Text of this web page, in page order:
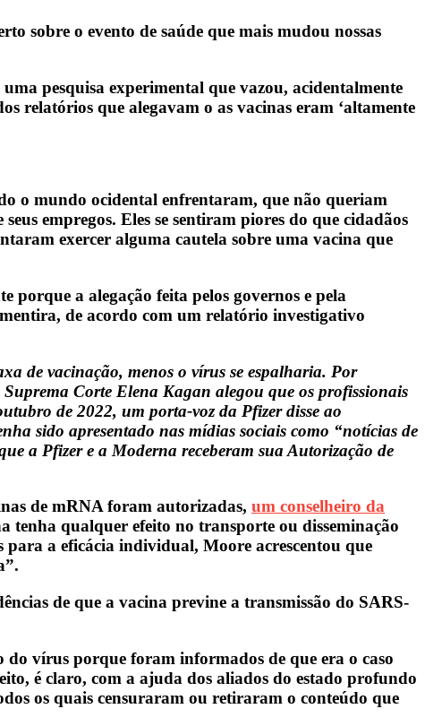
sobre o evento de saúde que mais mudou nossas
pesquisa experimental que vazou, acidentalmente
relatórios que alegavam o as vacinas eram ‘altamente
o mundo ocidental enfrentaram, que não queriam
empregos. Eles se sentiram piores do que cidadãos
exercer alguma cautela sobre uma vacina que
porque a alegação feita pelos governos e pela
de acordo com um relatório investigativo
de vacinação, menos o vírus se espalharia. Por
Corte Elena Kagan alegou que os profissionais
de 2022, um porta-voz da Pfizer disse ao
sido apresentado nas mídias sociais como “notícias de
a Pfizer e a Moderna receberam sua Autorização de
de mRNA foram autorizadas, um conselheiro da
tenha qualquer efeito no transporte ou disseminação
a eficácia individual, Moore acrescentou que
de que a vacina previne a transmissão do SARS-
vírus porque foram informados de que era o caso
é claro, com a ajuda dos aliados do estado profundo
os quais censuraram ou retiraram o conteúdo que